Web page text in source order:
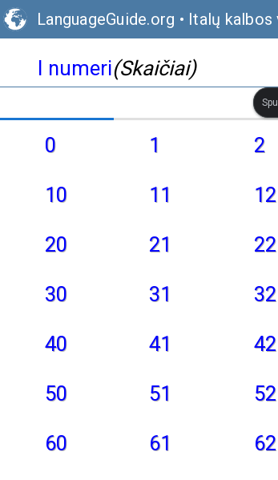
LanguageGuide.org • Italų kalbos
I numeri(Skaičiai)
0 1 2
10 11 12
20 21 22
30 31 32
40 41 42
50 51 52
60 61 62